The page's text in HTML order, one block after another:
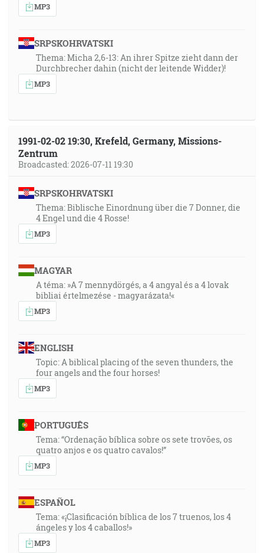
MP3
SRPSKOHRVATSKI
Thema: Micha 2,6-13: An ihrer Spitze zieht dann der
Durchbrecher dahin (nicht der leitende Widder)!
MP3
1991-02-02 19:30, Krefeld, Germany, Missions-
Zentrum
Broadcasted: 2026-07-11 19:30
SRPSKOHRVATSKI
Thema: Biblische Einordnung über die 7 Donner, die
4 Engel und die 4 Rosse!
MP3
MAGYAR
A téma: »A 7 mennydörgés, a 4 angyal és a 4 lovak
bibliai értelmezése - magyarázata!«
MP3
ENGLISH
Topic: A biblical placing of the seven thunders, the
four angels and the four horses!
MP3
PORTUGUÊS
Tema: “Ordenação bíblica sobre os sete trovões, os
quatro anjos e os quatro cavalos!”
MP3
ESPAÑOL
Tema: «¡Clasificación bíblica de los 7 truenos, los 4
ángeles y los 4 caballos!»
MP3